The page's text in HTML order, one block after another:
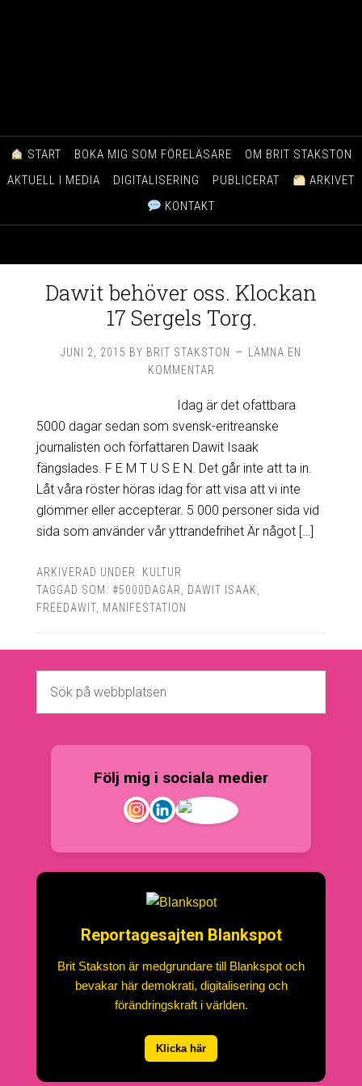
START BOKA MIG SOM FÖRELÄSARE
OM BRIT STAKSTON
AKTUELL I MEDIA
DIGITALISERING PUBLICERAT
ARKIVET
KONTAKT
Dawit behöver oss. Klockan
17 Sergels Torg.
JUNI 2, 2015 BY BRIT STAKSTON
LÄMNA EN
KOMMENTAR
Idag är det ofattbara
5000 dagar sedan som svensk-eritreanske
journalisten och författaren Dawit Isaak
fängslades. F E M T U S E N. Det går inte att ta in.
Låt våra röster höras idag för att visa att vi inte
glömmer eller accepterar. 5 000 personer sida vid
sida som använder vår yttrandefrihet Är något […]
ARKIVERAD UNDER: KULTUR
TAGGAD SOM: #5000DAGAR DAWIT ISAAK
FREEDAWIT, MANIFESTATION
Följ mig i sociala medier
Reportagesajten Blankspot
Brit Stakston är medgrundare till Blankspot och
bevakar här demokrati, digitalisering och
förändringskraft i världen.
Klicka här